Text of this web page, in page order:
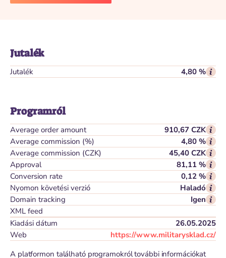
Jutalék
Jutalék 4,80 %
Programról
Average order amount
910,67 CZK
Average commission (%)
4,80 %
Average commission (CZK)
45,40 CZK
Approval
81,11 %
Conversion rate
0,12 %
Nyomon követési verzió
Haladó
Domain tracking
Igen
XML feed
Kiadási dátum
26.05.2025
Web
https://www.militarysklad.cz/
A platformon található programokról további információkat